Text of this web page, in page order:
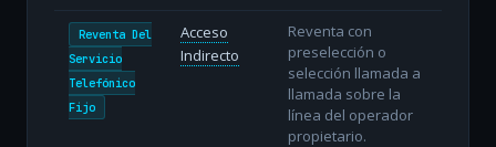
Reventa Del
Servicio
Telefónico
Fijo
Acceso
Indirecto
Reventa con
preselección o
selección llamada a
llamada sobre la
línea del operador
propietario.